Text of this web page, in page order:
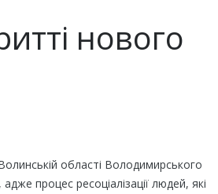
нового
області Володимирського
процес ресоціалізації людей, які